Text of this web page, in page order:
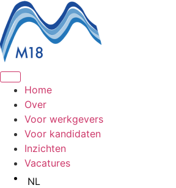
naar
de
inhoud
Home
Over
Voor werkgevers
Voor kandidaten
Inzichten
Vacatures
NL